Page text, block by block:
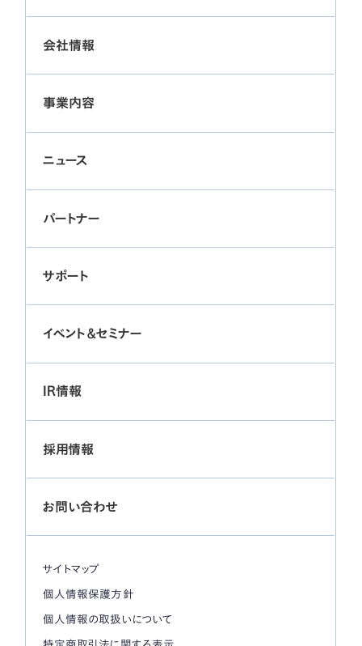
会社情報
事業内容
ニュース
パートナー
サポート
イベント＆セミナー
IR情報
採用情報
お問い合わせ
サイトマップ
個人情報保護方針
個人情報の取扱いについて